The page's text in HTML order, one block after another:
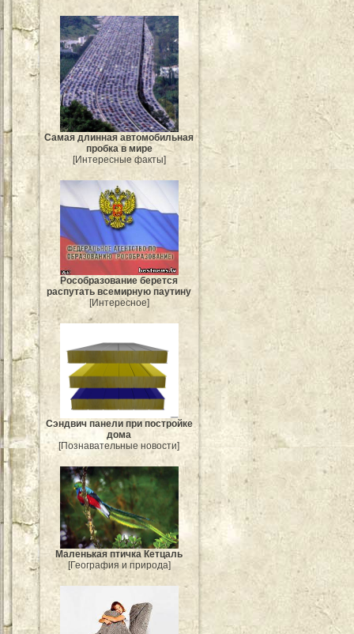
Самая длинная автомобильная
пробка в мире
[Интересные факты]
Рособразование берется
распутать всемирную паутину
[Интересное]
Сэндвич панели при постройке
дома
[Познавательные новости]
Маленькая птичка Кетцаль
[География и природа]